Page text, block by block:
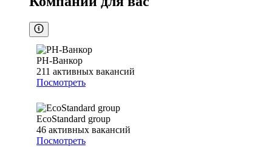
РН-Ванкор
211 активных вакансий
Посмотреть
EcoStandard group
46 активных вакансий
Посмотреть